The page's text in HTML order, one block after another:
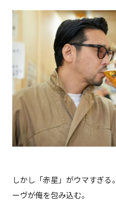
しかし「赤星」がウマすぎ
ーヴが俺を包み込む。